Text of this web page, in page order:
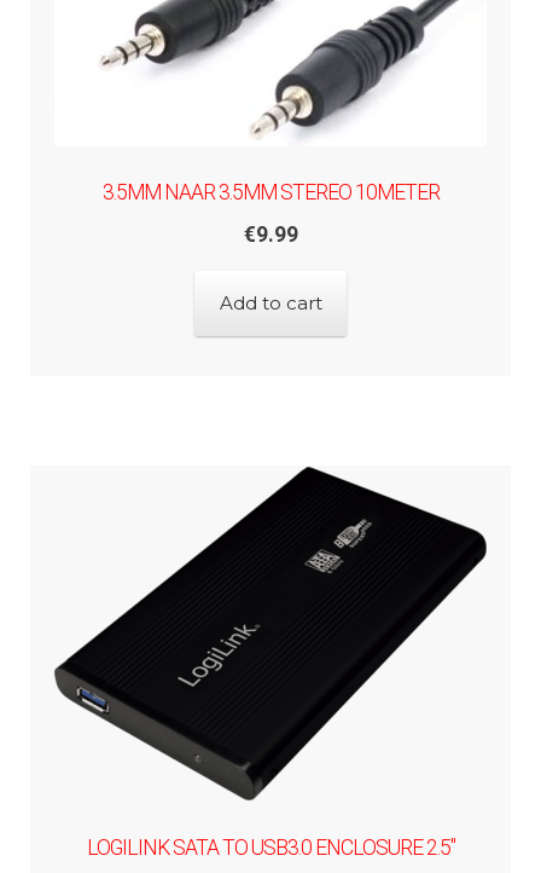
3.5MM NAAR 3.5MM STEREO 10METER
€9.99
Add to cart
LOGILINK SATA TO USB3.0 ENCLOSURE 2.5"